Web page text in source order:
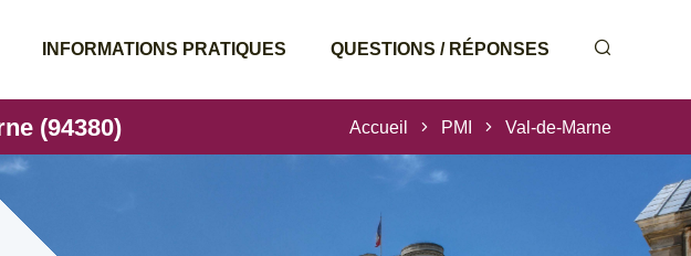
INFORMATIONS PRATIQUES QUESTIONS / RÉPONSES
(94380) Accueil PMI Val-de-Marne